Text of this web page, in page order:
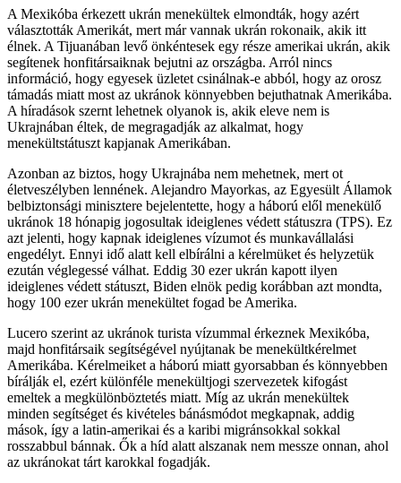
A Mexikóba érkezett ukrán menekültek elmondták, hogy azért
választották Amerikát, mert már vannak ukrán rokonaik, akik itt
élnek. A Tijuanában levő önkéntesek egy része amerikai ukrán, akik
segítenek honfitársaiknak bejutni az országba. Arról nincs
információ, hogy egyesek üzletet csinálnak-e abból, hogy az orosz
támadás miatt most az ukránok könnyebben bejuthatnak Amerikába.
A híradások szernt lehetnek olyanok is, akik eleve nem is
Ukrajnában éltek, de megragadják az alkalmat, hogy
menekültstátuszt kapjanak Amerikában.
Azonban az biztos, hogy Ukrajnába nem mehetnek, mert ot
életveszélyben lennének. Alejandro Mayorkas, az Egyesült Államok
belbiztonsági minisztere bejelentette, hogy a háború elől menekülő
ukránok 18 hónapig jogosultak ideiglenes védett státuszra (TPS). Ez
azt jelenti, hogy kapnak ideiglenes vízumot és munkavállalási
engedélyt. Ennyi idő alatt kell elbírálni a kérelmüket és helyzetük
ezután véglegessé válhat. Eddig 30 ezer ukrán kapott ilyen
ideiglenes védett státuszt, Biden elnök pedig korábban azt mondta,
hogy 100 ezer ukrán menekültet fogad be Amerika.
Lucero szerint az ukránok turista vízummal érkeznek Mexikóba,
majd honfitársaik segítségével nyújtanak be menekültkérelmet
Amerikába. Kérelmeiket a háború miatt gyorsabban és könnyebben
bírálják el, ezért különféle menekültjogi szervezetek kifogást
emeltek a megkülönböztetés miatt. Míg az ukrán menekültek
minden segítséget és kivételes bánásmódot megkapnak, addig
mások, így a latin-amerikai és a karibi migránsokkal sokkal
rosszabbul bánnak. Ők a híd alatt alszanak nem messze onnan, ahol
az ukránokat tárt karokkal fogadják.